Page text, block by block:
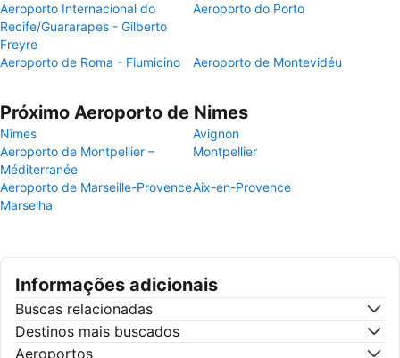
Aeroporto Internacional do
Recife/Guararapes - Gilberto
Freyre
Aeroporto do Porto
Aeroporto de Roma - Fiumicino Aeroporto de Montevidéu
Próximo Aeroporto de Nimes
Nîmes
Avignon
Aeroporto de Montpellier –
Méditerranée
Montpellier
Aeroporto de Marseille-ProvenceAix-en-Provence
Marselha
Informações adicionais
Buscas relacionadas
Destinos mais buscados
Aeroportos